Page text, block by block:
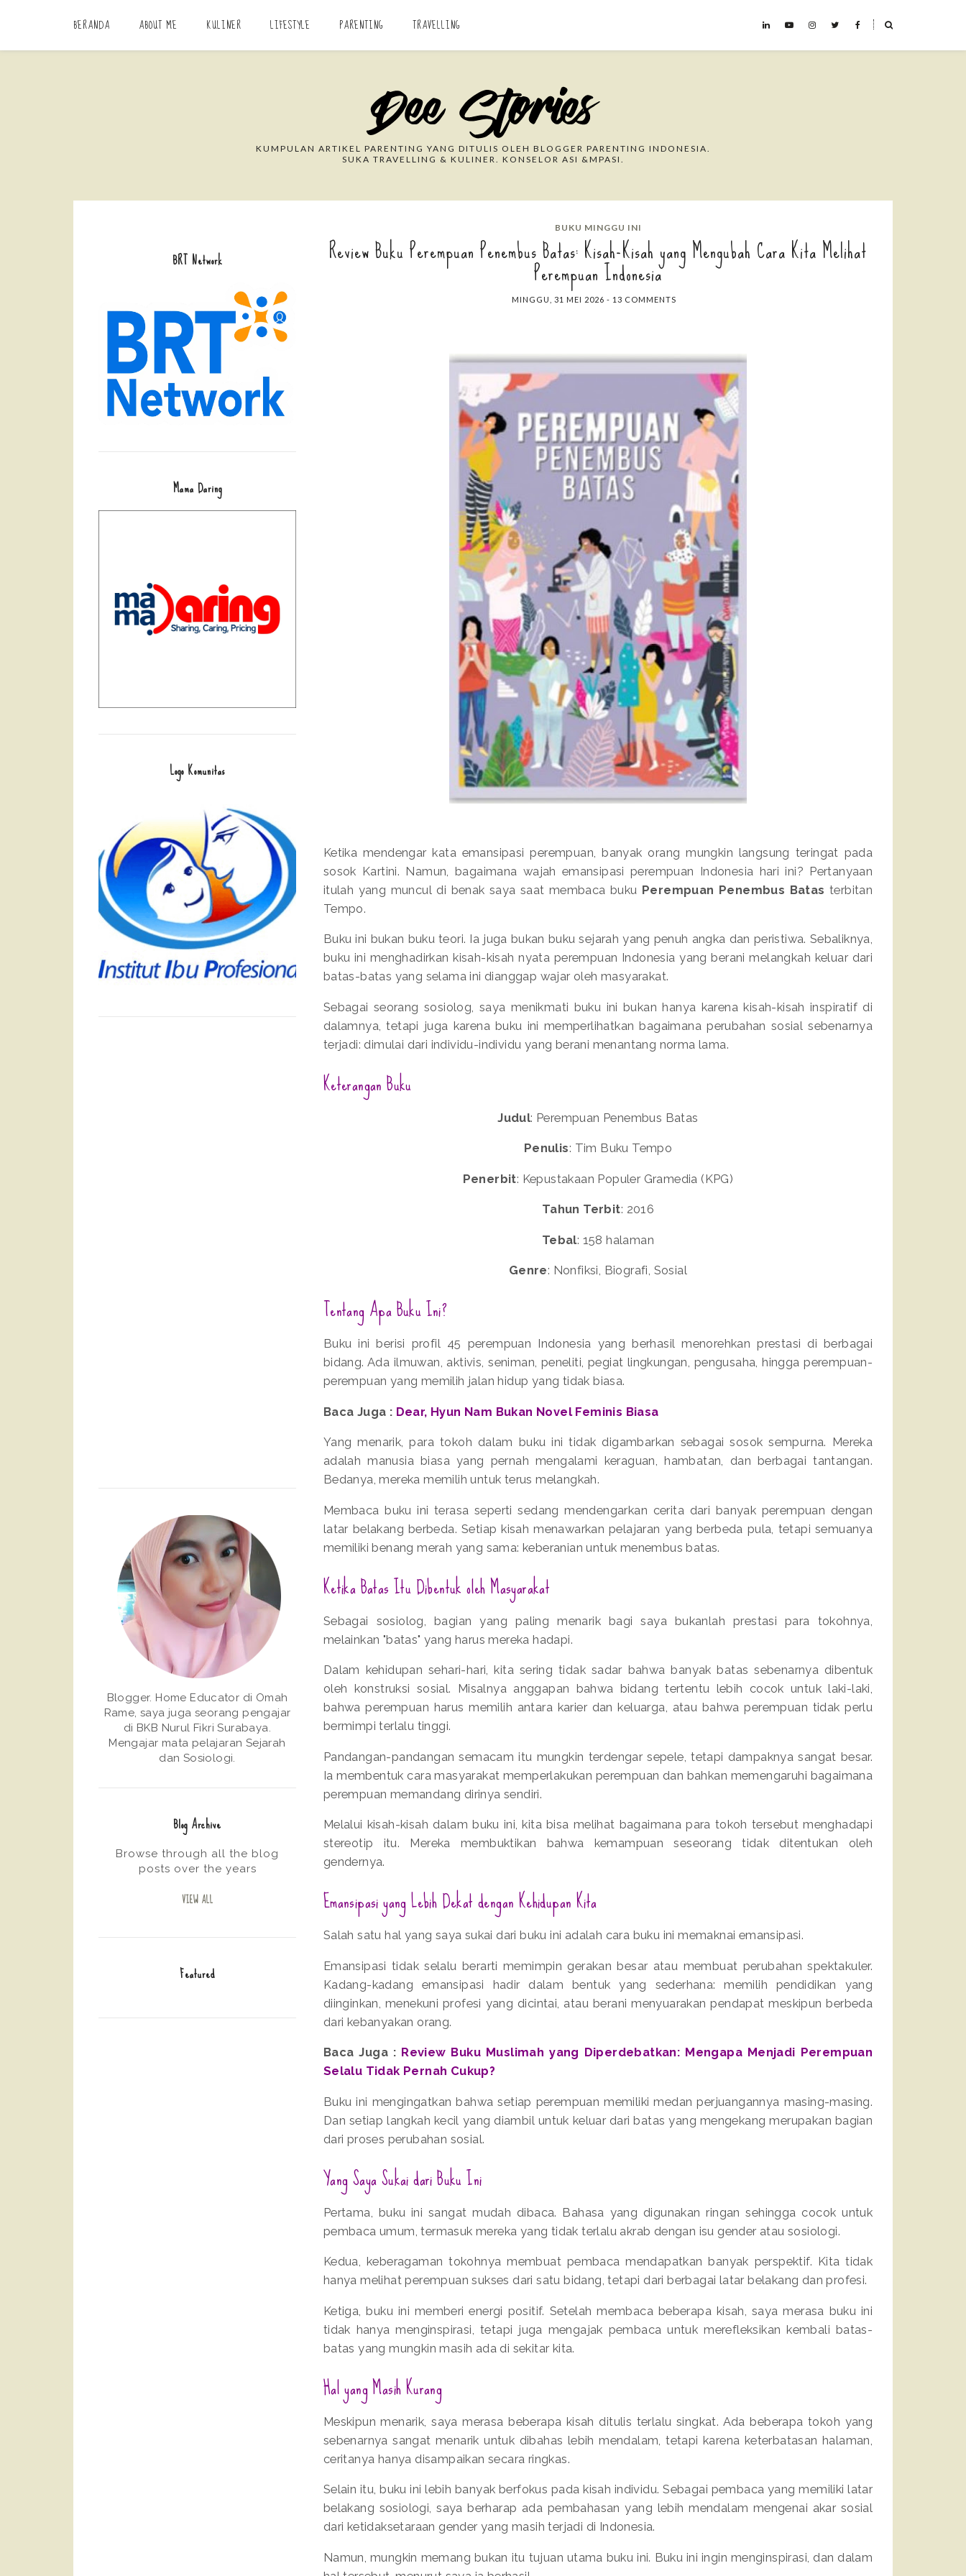
BERANDA ABOUT ME KULINER LIFESTYLE PARENTING TRAVELLING ˟
Search This Blog
KUMPULAN ARTIKEL PARENTING YANG DITULIS OLEH BLOGGER PARENTING INDONESIA.
SUKA TRAVELLING & KULINER. KONSELOR ASI &MPASI.
BUKU MINGGU INI
Review Buku Perempuan Penembus Batas: Kisah-Kisah yang Mengubah Cara Kita Melihat
Perempuan Indonesia
MINGGU, 31 MEI 2026 - 13 COMMENTS
Ketika mendengar kata emansipasi perempuan, banyak orang mungkin langsung teringat pada
sosok Kartini. Namun, bagaimana wajah emansipasi perempuan Indonesia hari ini? Pertanyaan
itulah yang muncul di benak saya saat membaca buku Perempuan Penembus Batas terbitan
Tempo.
Buku ini bukan buku teori. Ia juga bukan buku sejarah yang penuh angka dan peristiwa. Sebaliknya,
buku ini menghadirkan kisah-kisah nyata perempuan Indonesia yang berani melangkah keluar dari
batas-batas yang selama ini dianggap wajar oleh masyarakat.
Sebagai seorang sosiolog, saya menikmati buku ini bukan hanya karena kisah-kisah inspiratif di
dalamnya, tetapi juga karena buku ini memperlihatkan bagaimana perubahan sosial sebenarnya
terjadi: dimulai dari individu-individu yang berani menantang norma lama.
Keterangan Buku
Judul: Perempuan Penembus Batas
Penulis: Tim Buku Tempo
Penerbit: Kepustakaan Populer Gramedia (KPG)
Tahun Terbit: 2016
Tebal: 158 halaman
Genre: Nonfiksi, Biografi, Sosial
Tentang Apa Buku Ini?
Buku ini berisi profil 45 perempuan Indonesia yang berhasil menorehkan prestasi di berbagai
bidang. Ada ilmuwan, aktivis, seniman, peneliti, pegiat lingkungan, pengusaha, hingga perempuan-
perempuan yang memilih jalan hidup yang tidak biasa.
Baca Juga : Dear, Hyun Nam Bukan Novel Feminis Biasa
Yang menarik, para tokoh dalam buku ini tidak digambarkan sebagai sosok sempurna. Mereka
adalah manusia biasa yang pernah mengalami keraguan, hambatan, dan berbagai tantangan.
Bedanya, mereka memilih untuk terus melangkah.
Membaca buku ini terasa seperti sedang mendengarkan cerita dari banyak perempuan dengan
latar belakang berbeda. Setiap kisah menawarkan pelajaran yang berbeda pula, tetapi semuanya
memiliki benang merah yang sama: keberanian untuk menembus batas.
Ketika Batas Itu Dibentuk oleh Masyarakat
Sebagai sosiolog, bagian yang paling menarik bagi saya bukanlah prestasi para tokohnya,
melainkan "batas" yang harus mereka hadapi.
Dalam kehidupan sehari-hari, kita sering tidak sadar bahwa banyak batas sebenarnya dibentuk
oleh konstruksi sosial. Misalnya anggapan bahwa bidang tertentu lebih cocok untuk laki-laki,
bahwa perempuan harus memilih antara karier dan keluarga, atau bahwa perempuan tidak perlu
bermimpi terlalu tinggi.
Pandangan-pandangan semacam itu mungkin terdengar sepele, tetapi dampaknya sangat besar.
Ia membentuk cara masyarakat memperlakukan perempuan dan bahkan memengaruhi bagaimana
perempuan memandang dirinya sendiri.
Melalui kisah-kisah dalam buku ini, kita bisa melihat bagaimana para tokoh tersebut menghadapi
stereotip itu. Mereka membuktikan bahwa kemampuan seseorang tidak ditentukan oleh
gendernya.
Emansipasi yang Lebih Dekat dengan Kehidupan Kita
Salah satu hal yang saya sukai dari buku ini adalah cara buku ini memaknai emansipasi.
Emansipasi tidak selalu berarti memimpin gerakan besar atau membuat perubahan spektakuler.
Kadang-kadang emansipasi hadir dalam bentuk yang sederhana: memilih pendidikan yang
diinginkan, menekuni profesi yang dicintai, atau berani menyuarakan pendapat meskipun berbeda
dari kebanyakan orang.
Baca Juga : Review Buku Muslimah yang Diperdebatkan: Mengapa Menjadi Perempuan
Selalu Tidak Pernah Cukup?
Buku ini mengingatkan bahwa setiap perempuan memiliki medan perjuangannya masing-masing.
Dan setiap langkah kecil yang diambil untuk keluar dari batas yang mengekang merupakan bagian
dari proses perubahan sosial.
Yang Saya Sukai dari Buku Ini
Pertama, buku ini sangat mudah dibaca. Bahasa yang digunakan ringan sehingga cocok untuk
pembaca umum, termasuk mereka yang tidak terlalu akrab dengan isu gender atau sosiologi.
Kedua, keberagaman tokohnya membuat pembaca mendapatkan banyak perspektif. Kita tidak
hanya melihat perempuan sukses dari satu bidang, tetapi dari berbagai latar belakang dan profesi.
Ketiga, buku ini memberi energi positif. Setelah membaca beberapa kisah, saya merasa buku ini
tidak hanya menginspirasi, tetapi juga mengajak pembaca untuk merefleksikan kembali batas-
batas yang mungkin masih ada di sekitar kita.
Hal yang Masih Kurang
Meskipun menarik, saya merasa beberapa kisah ditulis terlalu singkat. Ada beberapa tokoh yang
sebenarnya sangat menarik untuk dibahas lebih mendalam, tetapi karena keterbatasan halaman,
ceritanya hanya disampaikan secara ringkas.
Selain itu, buku ini lebih banyak berfokus pada kisah individu. Sebagai pembaca yang memiliki latar
belakang sosiologi, saya berharap ada pembahasan yang lebih mendalam mengenai akar sosial
dari ketidaksetaraan gender yang masih terjadi di Indonesia.
Namun, mungkin memang bukan itu tujuan utama buku ini. Buku ini ingin menginspirasi, dan dalam
BRT Network
Mama Daring
Logo Komunitas
Blogger. Home Educator di Omah
Rame, saya juga seorang pengajar
di BKB Nurul Fikri Surabaya.
Mengajar mata pelajaran Sejarah
dan Sosiologi.
Blog Archive
Browse through all the blog
posts over the years
VIEW ALL
Featured